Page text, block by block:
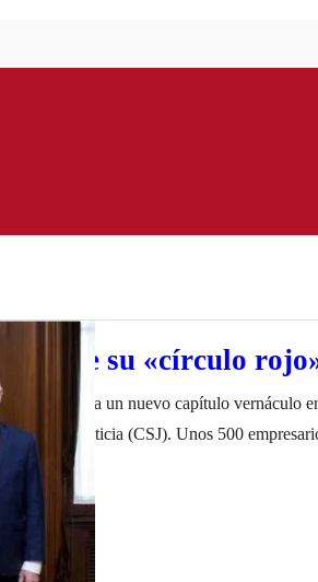
tiene su «círculo
de clases suma un nuevo capítulo vernáculo
de Justicia (CSJ). Unos 500
de importantes estudios jurídicos
Político de la Cámara de…